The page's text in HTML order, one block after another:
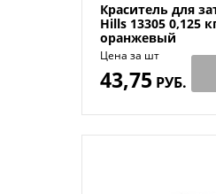
Краситель для
Hills 13305 0,125
оранжевый
Цена за шт
43,75 РУБ.